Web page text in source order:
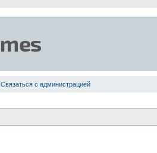
Связаться с администрацией